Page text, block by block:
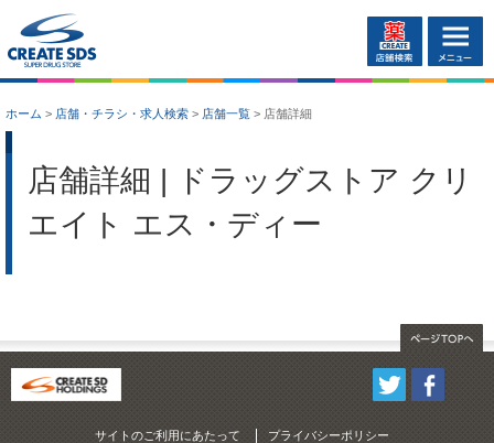
ホーム > 店舗・チラシ・求人検索 > 店舗一覧 > 店舗詳細
店舗詳細 | ドラッグストア クリ
エイト エス・ディー
サイトのご利用にあたって
プライバシーポリシー